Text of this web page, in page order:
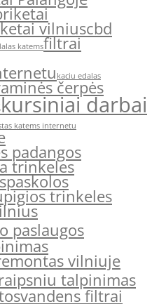
vilniuscbd
katemsfiltrai
kaciu edalas
čerpės
kursiniai darbai
katems internetu
padangos
trinkeles
paskolos
pigios trinkeles
paslaugos
vilniuje
talpinimas
vandens filtrai